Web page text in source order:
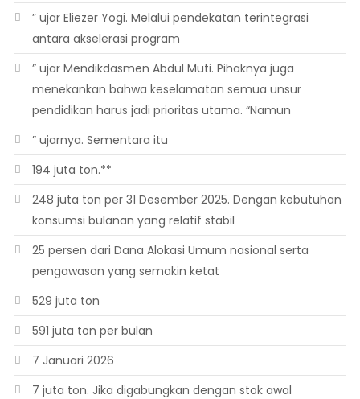
” ujar Eliezer Yogi. Melalui pendekatan terintegrasi
antara akselerasi program
” ujar Mendikdasmen Abdul Muti. Pihaknya juga
menekankan bahwa keselamatan semua unsur
pendidikan harus jadi prioritas utama. “Namun
” ujarnya. Sementara itu
194 juta ton.**
248 juta ton per 31 Desember 2025. Dengan kebutuhan
konsumsi bulanan yang relatif stabil
25 persen dari Dana Alokasi Umum nasional serta
pengawasan yang semakin ketat
529 juta ton
591 juta ton per bulan
7 Januari 2026
7 juta ton. Jika digabungkan dengan stok awal